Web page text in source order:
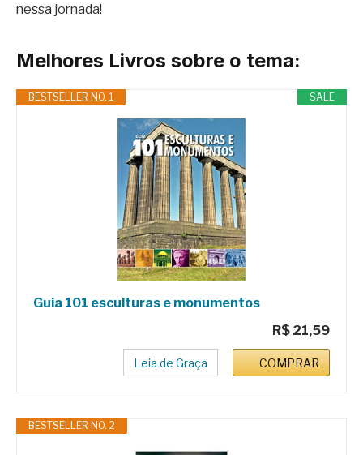
nessa jornada!
Melhores Livros sobre o tema:
SALE
BESTSELLER NO. 1
Guia 101 esculturas e monumentos
R$ 21,59
Leia de Graça COMPRAR
BESTSELLER NO. 2